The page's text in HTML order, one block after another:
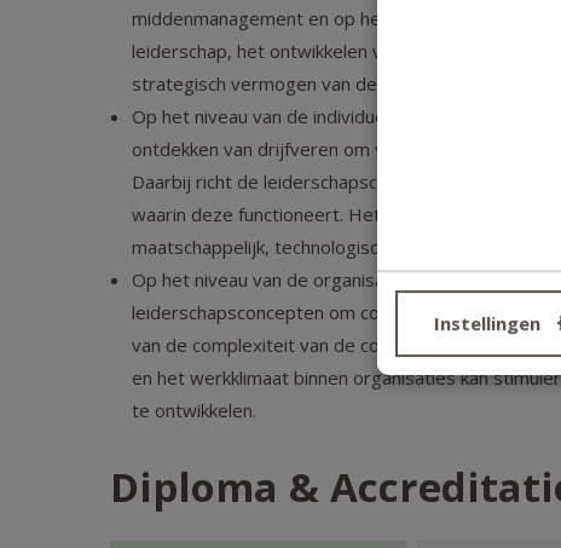
Instellingen
middenmanagement en op het niveau van de
leiderschap, het ontwikkelen van een eigen
strategisch vermogen van de leider.
Op het niveau van de individuele leider leer je de
ontdekken van drijfveren om vervolgens met
Daarbij richt de leiderschapscoach zich niet alleen
waarin deze functioneert. Het kunnen waarnemen
maatschappelijk, technologisch, politiek en
Op het niveau van de organisatie krijg je kennis
leiderschapsconcepten om coachingstrajecten te
van de complexiteit van de context waarin leiders
en het werkklimaat binnen organisaties kan
te ontwikkelen.
Diploma &